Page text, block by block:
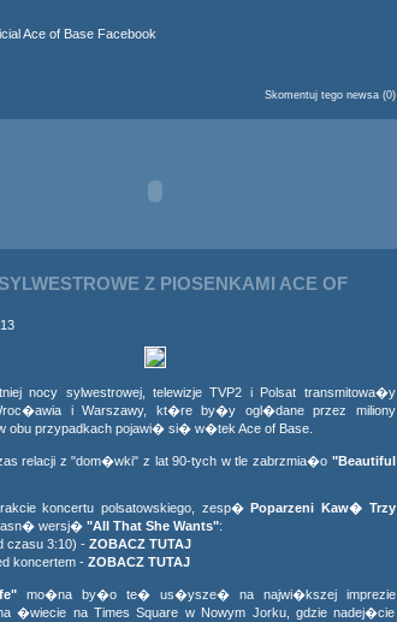
Ace of Base Facebook
Skomentuj tego newsa (0)
Z PIOSENKAMI ACE OF
nocy sylwestrowej, telewizje TVP2 i Polsat transmitowa�y
i Warszawy, kt�re by�y ogl�dane przez miliony
obu przypadkach pojawi� si� w�tek Ace of Base.
relacji z "dom�wki" z lat 90-tych w tle zabrzmia�o "Beautiful
koncertu polsatowskiego, zesp�Poparzeni Kaw� Trzy
wersj� "All That She Wants":
czasu 3:10) - ZOBACZ TUTAJ
koncertem - ZOBACZ TUTAJ
mo�na by�o te� us�ysze� na najwi�kszej imprezie
�wiecie na Times Square w Nowym Jorku, gdzie nadej�cie